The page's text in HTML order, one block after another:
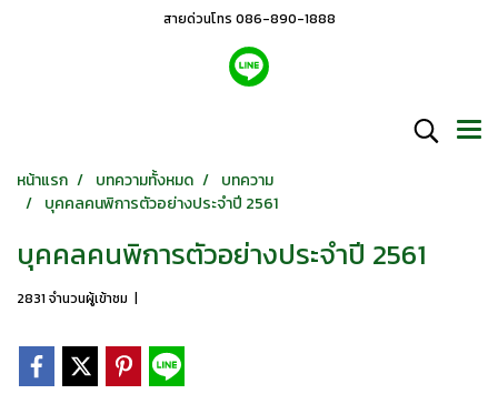
สายด่วนโทร 086-890-1888
หน้าแรก บทความทั้งหมด
บทความ
บุคคลคนพิการตัวอย่างประจำปี 2561
บุคคลคนพิการตัวอย่างประจำปี 2561
2831 จำนวนผู้เข้าชม |